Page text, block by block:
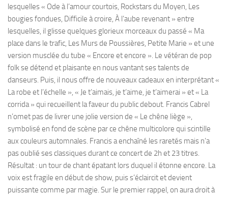
lesquelles « Ode à l’amour courtois, Rockstars du Moyen, Les
bougies fondues, Difficile à croire, À l’aube revenant » entre
lesquelles, il glisse quelques glorieux morceaux du passé « Ma
place dans le trafic, Les Murs de Poussières, Petite Marie » et une
version musclée du tube « Encore et encore ». Le vétéran de pop
folk se détend et plaisante en nous vantant ses talents de
danseurs. Puis, il nous offre de nouveaux cadeaux en interprétant «
La robe et l’échelle », « Je t’aimais, je t’aime, je t’aimerai » et « La
corrida » qui recueillent la faveur du public debout. Francis Cabrel
n’omet pas de livrer une jolie version de « Le chêne liège »,
symbolisé en fond de scène par ce chêne multicolore qui scintille
aux couleurs automnales. Francis a enchaîné les raretés mais n’a
pas oublié ses classiques durant ce concert de 2h et 23 titres.
Résultat : un tour de chant épatant lors duquel il étonne encore. La
voix est fragile en début de show, puis s’éclaircit et devient
puissante comme par magie. Sur le premier rappel, on aura droit à